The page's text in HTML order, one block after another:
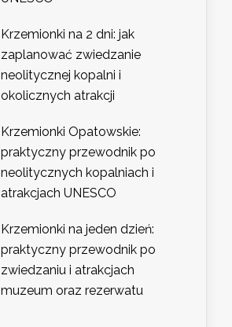
Krzemionki na 2 dni: jak
zaplanować zwiedzanie
neolitycznej kopalni i
okolicznych atrakcji
Krzemionki Opatowskie:
praktyczny przewodnik po
neolitycznych kopalniach i
atrakcjach UNESCO
Krzemionki na jeden dzień:
praktyczny przewodnik po
zwiedzaniu i atrakcjach
muzeum oraz rezerwatu